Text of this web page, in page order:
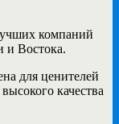
компаний
и Востока.
для ценителей
качества